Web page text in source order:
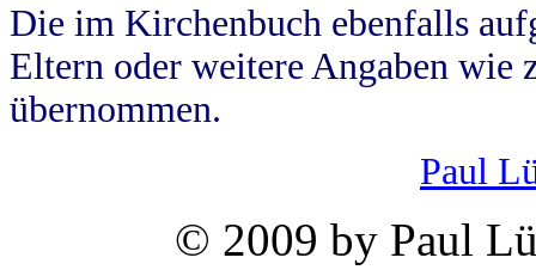
Die im Kirchenbuch ebenfalls
Eltern oder weitere Angaben wie
übernommen.
Paul
© 2009 by Paul